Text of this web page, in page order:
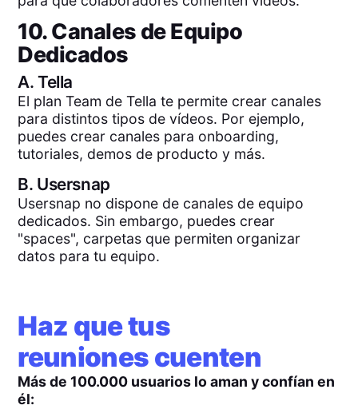
10. Canales de Equipo
Dedicados
A.Tella
El plan Team de Tella te permite crear canales
para distintos tipos de vídeos. Por ejemplo,
puedes crear canales para onboarding,
tutoriales, demos de producto y más.
B. Usersnap
Usersnap no dispone de canales de equipo
dedicados. Sin embargo, puedes crear
"spaces", carpetas que permiten organizar
datos para tu equipo.
Haz que tus
reuniones cuenten
Más de 100.000 usuarios lo aman y confían en
él: